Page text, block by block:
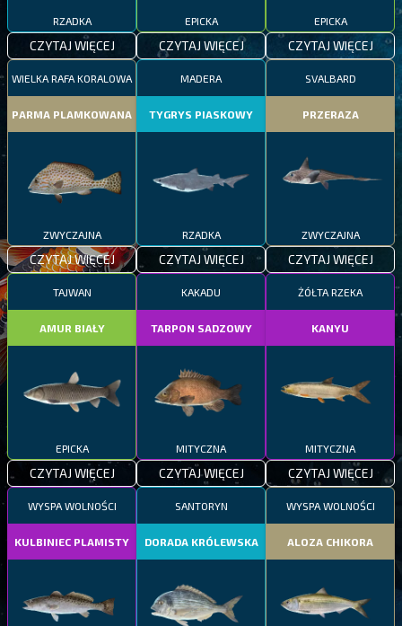
RZADKA
CZYTAJ WIĘCEJ
EPICKA
CZYTAJ WIĘCEJ
EPICKA
CZYTAJ WIĘCEJ
WIELKA RAFA KORALOWA
PARMA PLAMKOWANA
ZWYCZAJNA
CZYTAJ WIĘCEJ
MADERA
TYGRYS PIASKOWY
RZADKA
CZYTAJ WIĘCEJ
SVALBARD
PRZERAZA
ZWYCZAJNA
CZYTAJ WIĘCEJ
TAJWAN
AMUR BIAŁY
EPICKA
CZYTAJ WIĘCEJ
KAKADU
TARPON SADZOWY
MITYCZNA
CZYTAJ WIĘCEJ
ŻÓŁTA RZEKA
KANYU
MITYCZNA
CZYTAJ WIĘCEJ
WYSPA WOLNOŚCI
KULBINIEC PLAMISTY
SANTORYN
DORADA KRÓLEWSKA
WYSPA WOLNOŚCI
ALOZA CHIKORA